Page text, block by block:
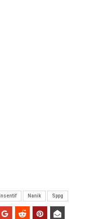
Insentif Nanik Sppg